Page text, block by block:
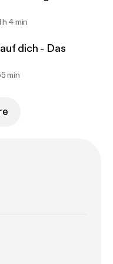
h 4 min
dich - Das
min